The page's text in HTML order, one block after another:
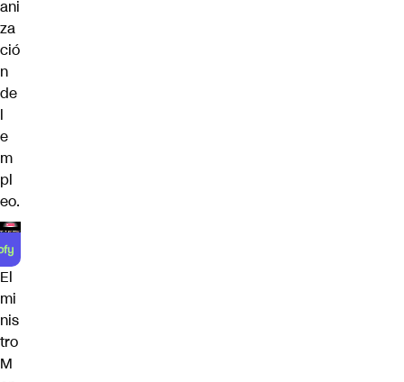
ani
za
ció
n
de
l
e
m
pl
eo.
El
mi
nis
tro
M